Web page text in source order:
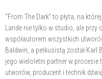
“From The Dark” to płyta, na
Lande nie tylko w studio, ale przy
współautorem wszystkich
Baldwin, a perkusistą został Karl
jego wieloletni partner w procesie
utworów, producent i technik